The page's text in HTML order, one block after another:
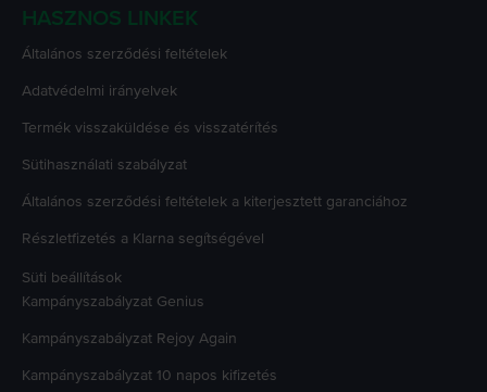
HASZNOS LINKEK
Általános szerződési feltételek
Adatvédelmi irányelvek
Termék visszaküldése és visszatérítés
Sütihasználati szabályzat
Általános szerződési feltételek a kiterjesztett garanciához
Részletfizetés a Klarna segítségével
Süti beállítások
Kampányszabályzat Genius
Kampányszabályzat Rejoy Again
Kampányszabályzat 10 napos kifizetés